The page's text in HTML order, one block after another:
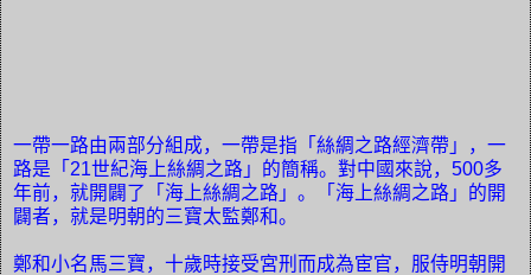
一帶一路由兩部分組成，一帶是指「絲綢之路經濟帶」，一
路是「 21世紀海上絲綢之路」的簡稱。對中國來說， 500多
年前，就開闢了「海上絲綢之路」。「海上絲綢之路」的開
闢者，就是明朝的三寶太監鄭和。
鄭和小名馬三寶，十歲時接受宮刑而成為宦官，服侍明朝開